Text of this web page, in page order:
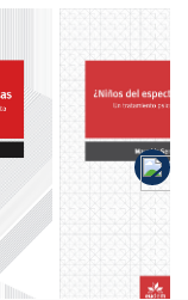
autista?